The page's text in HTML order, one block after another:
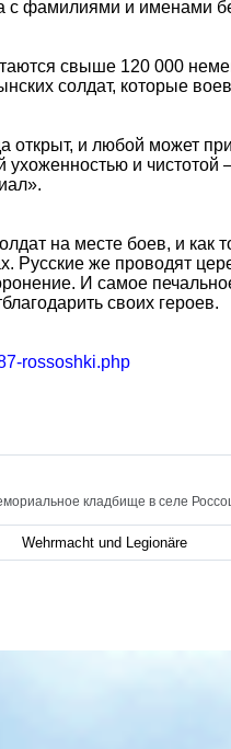
фамилиями и именами
свыше 120 000
солдат, которые
и любой может
и чистотой
на месте боев, и как
Русские же проводят
И самое
своих героев.
rossoshki.php
кладбище в селе